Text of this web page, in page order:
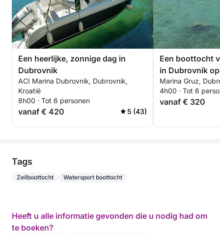
Een heerlijke, zonnige dag in
Dubrovnik
ACI Marina Dubrovnik, Dubrovnik,
Kroatië
8h00 · Tot 6 personen
vanaf € 420 5 (43)
Een boottocht
in Dubrovnik
Marina Gruz,
4h00 · Tot 6
vanaf € 320
Tags
Zeilboottocht Watersport boottocht
Heeft u alle informatie gevonden die u nodig had om
te boeken?